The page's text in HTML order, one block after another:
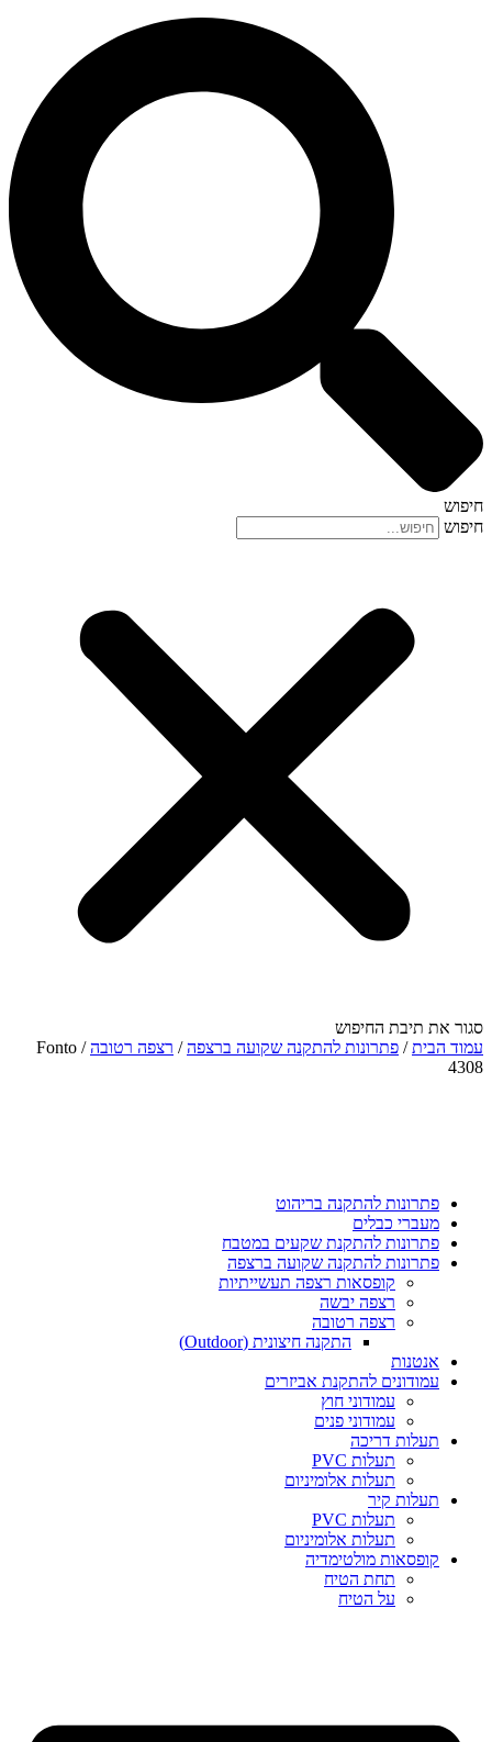
חיפוש
חיפוש
סגור את תיבת החיפוש
עמוד הבית/ פתרונות להתקנה שקועה ברצפה/ רצפה רטובה
/ Fonto
4308
פתרונות להתקנה בריהוט
מעברי כבלים
פתרונות להתקנת שקעים במטבח
פתרונות להתקנה שקועה ברצפה
קופסאות רצפה תעשייתיות
רצפה יבשה
רצפה רטובה
התקנה חיצונית (Outdoor)
אנטנות
עמודונים להתקנת אביזרים
עמודוני חוץ
עמודוני פנים
תעלות דריכה
תעלות PVC
תעלות אלומיניום
תעלות קיר
תעלות PVC
תעלות אלומיניום
קופסאות מולטימדיה
תחת הטיח
על הטיח